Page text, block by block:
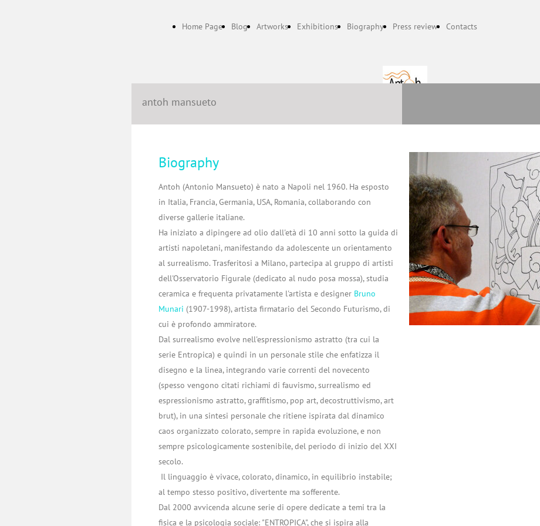
Home Page Blog Artworks Exhibitions Biography Press review Contacts
antoh mansueto
Biography
Antoh (Antonio Mansueto) è nato a Napoli nel 1960. Ha esposto
in Italia, Francia, Germania, USA, Romania, collaborando con
diverse gallerie italiane.
Ha iniziato a dipingere ad olio dall'età di 10 anni sotto la guida di
artisti napoletani, manifestando da adolescente un orientamento
al surrealismo. Trasferitosi a Milano, partecipa al gruppo di artisti
dell'Osservatorio Figurale (dedicato al nudo posa mossa), studia
ceramica e frequenta privatamente l'artista e designer Bruno
Munari (1907-1998), artista firmatario del Secondo Futurismo, di
cui è profondo ammiratore.
Dal surrealismo evolve nell'espressionismo astratto (tra cui la
serie Entropica) e quindi in un personale stile che enfatizza il
disegno e la linea, integrando varie correnti del novecento
(spesso vengono citati richiami di fauvismo, surrealismo ed
espressionismo astratto, graffitismo, pop art, decostruttivismo, art
brut), in una sintesi personale che ritiene ispirata dal dinamico
caos organizzato colorato, sempre in rapida evoluzione, e non
sempre psicologicamente sostenibile, del periodo di inizio del XXI
secolo.
Il linguaggio è vivace, colorato, dinamico, in equilibrio instabile;
al tempo stesso positivo, divertente ma sofferente.
Dal 2000 avvicenda alcune serie di opere dedicate a temi tra la
fisica e la psicologia sociale: "ENTROPICA", che si ispira alla